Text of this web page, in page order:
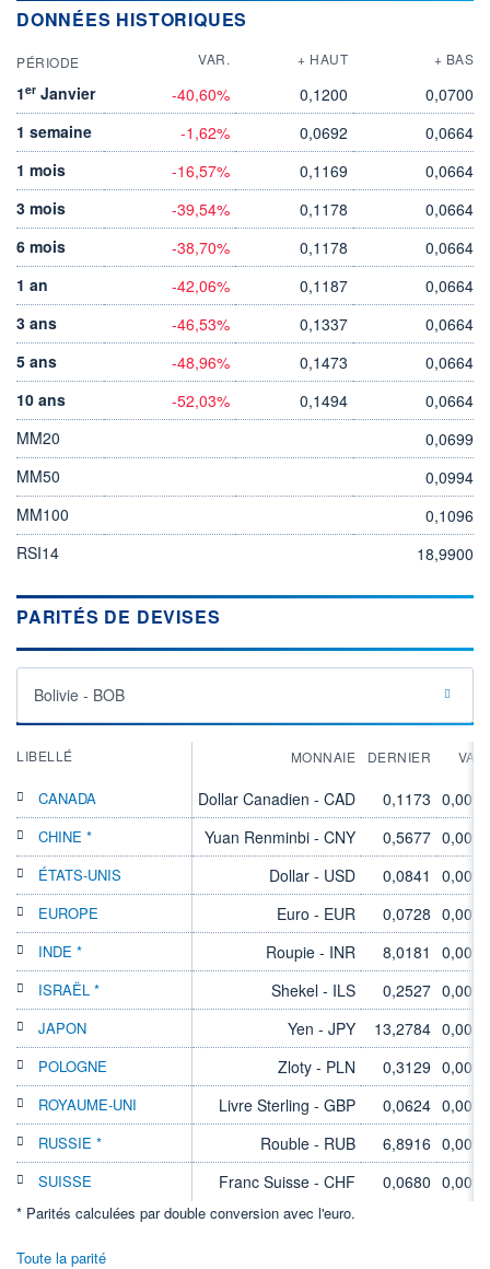
DONNÉES HISTORIQUES
PÉRIODE VAR. + HAUT + BAS
1er Janvier -40,60% 0,1200
0,0700
1 semaine
-1,62% 0,0692
0,0664
1 mois
-16,57% 0,1169
0,0664
3 mois
-39,54% 0,1178
0,0664
6 mois
-38,70% 0,1178
0,0664
1 an
-42,06% 0,1187
0,0664
3 ans
-46,53% 0,1337
0,0664
5 ans
-48,96% 0,1473
0,0664
10 ans
-52,03% 0,1494
0,0664
MM20
0,0699
MM50
0,0994
MM100
0,1096
RSI14
18,9900
PARITÉS DE DEVISES
Bolivie - BOB
LIBELLÉ MONNAIE DERNIER VAR
CANADA Dollar Canadien - CAD 0,1173 0,00%
CHINE * Yuan Renminbi - CNY 0,5677 0,00%
ÉTATS-UNIS Dollar - USD 0,0841 0,00%
EUROPE Euro - EUR 0,0728 0,00%
INDE * Roupie - INR 8,0181 0,00%
ISRAËL * Shekel - ILS 0,2527 0,00%
JAPON Yen - JPY 13,2784 0,00%
POLOGNE Zloty - PLN 0,3129 0,00%
ROYAUME-UNI Livre Sterling - GBP 0,0624 0,00%
RUSSIE * Rouble - RUB 6,8916 0,00%
SUISSE Franc Suisse - CHF 0,0680 0,00%
* Parités calculées par double conversion avec l'euro.
Toute la parité